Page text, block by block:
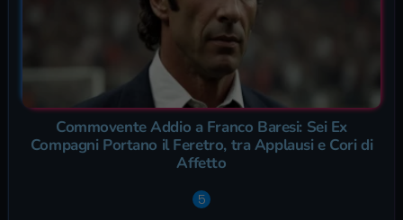
Commovente Addio a Franco Baresi: Sei Ex
Compagni Portano il Feretro, tra Applausi e Cori di
Affetto